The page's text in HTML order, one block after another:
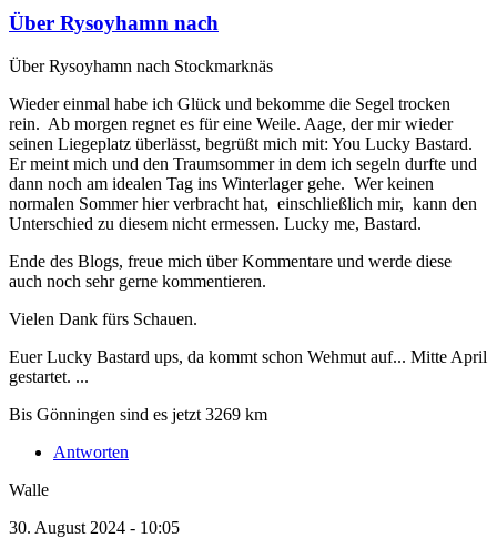
Über Rysoyhamn nach
Über Rysoyhamn nach Stockmarknäs
Wieder einmal habe ich Glück und bekomme die Segel trocken
rein. Ab morgen regnet es für eine Weile. Aage, der mir wieder
seinen Liegeplatz überlässt, begrüßt mich mit: You Lucky Bastard.
Er meint mich und den Traumsommer in dem ich segeln durfte und
dann noch am idealen Tag ins Winterlager gehe. Wer keinen
normalen Sommer hier verbracht hat, einschließlich mir, kann den
Unterschied zu diesem nicht ermessen. Lucky me, Bastard.
Ende des Blogs, freue mich über Kommentare und werde diese
auch noch sehr gerne kommentieren.
Vielen Dank fürs Schauen.
Euer Lucky Bastard ups, da kommt schon Wehmut auf... Mitte April
gestartet. ...
Bis Gönningen sind es jetzt 3269 km
Antworten
Walle
30. August 2024 - 10:05